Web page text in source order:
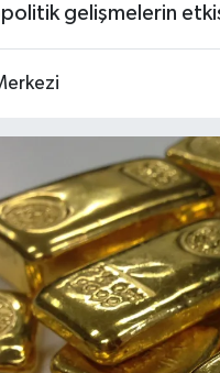
gelişmelerin